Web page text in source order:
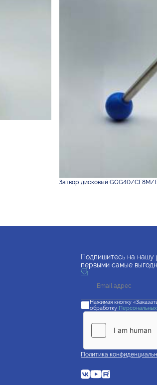
Затвор дисковый GGG40/CF8M/
Подпишитесь на нашу
первыми самые
Нажимая кнопку
обработку
Политика